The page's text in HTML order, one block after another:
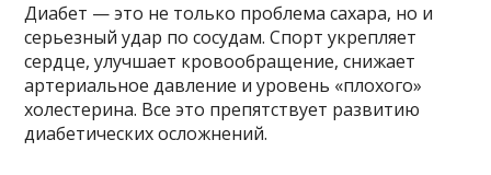
Диабет — это не только проблема сахара, но и
серьезный удар по сосудам. Спорт укрепляет
сердце, улучшает кровообращение, снижает
артериальное давление и уровень «плохого»
холестерина. Все это препятствует развитию
диабетических осложнений.